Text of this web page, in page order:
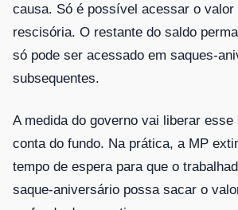
causa. Só é possível acessar o valor
rescisória. O restante do saldo
só pode ser acessado em saques-
subsequentes.
A medida do governo vai liberar
conta do fundo. Na prática, a MP
tempo de espera para que o
saque-aniversário possa sacar o